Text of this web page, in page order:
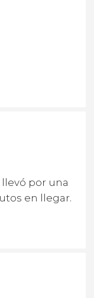
por una
en llegar.